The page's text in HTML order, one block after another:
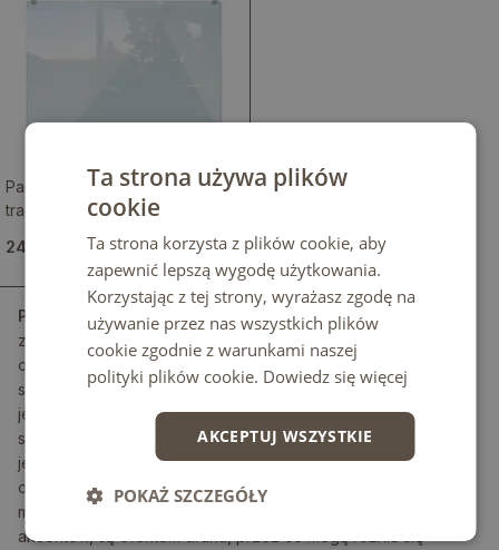
Panel kuchenny szklany
transparentny
244.99 zł
Panele szklane
do kuchni łączą dekoracyjny charakter
z funkcją ochronną ściany nad blatem. Jako trwała
osłona przed zabrudzeniami i wilgocią, panele szklane
sprawdzają się w codziennym gotowaniu, a
jednocześnie porządkują kompozycję zabudowy i
sprzętów. Wzór znajduje się na folii umieszczonej po
jednej stronie szkła, dlatego od frontu widać grafikę, a
od tyłu jednolitą, białą powierzchnię. Nadrukowane
motywy, w tym imitacje drewna, betonu czy metalicznych
akcentów, są efektem druku, przez co mogą różnić się
Ta strona używa plików
cookie
Ta strona korzysta z plików cookie, aby
zapewnić lepszą wygodę użytkowania.
Korzystając z tej strony, wyrażasz zgodę na
używanie przez nas wszystkich plików
cookie zgodnie z warunkami naszej
polityki plików cookie. Dowiedz się więcej
AKCEPTUJ WSZYSTKIE
POKAŻ SZCZEGÓŁY